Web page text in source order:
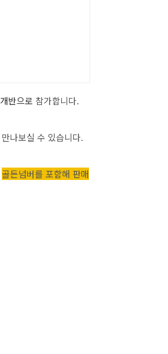
반으로 참가합니다.
나보실 수 있습니다.
골든넘버를 포함해 판매